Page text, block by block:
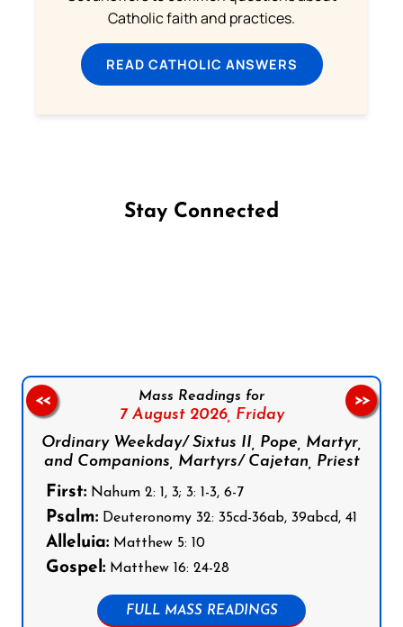
Catholic faith and practices.
READ CATHOLIC ANSWERS
Stay Connected
Mass Readings for
7 August 2026, Friday
Ordinary Weekday/ Sixtus II, Pope, Martyr,
and Companions, Martyrs/ Cajetan, Priest
First: Nahum 2: 1, 3; 3: 1-3, 6-7
Psalm: Deuteronomy 32: 35cd-36ab, 39abcd, 41
Alleluia: Matthew 5: 10
Gospel: Matthew 16: 24-28
FULL MASS READINGS
<< >>